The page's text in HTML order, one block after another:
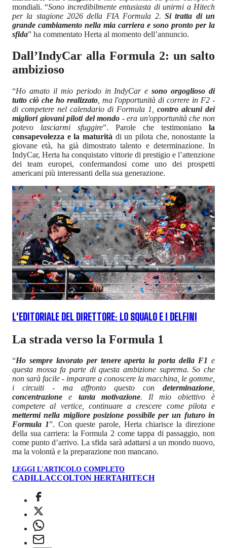
mondiali. “Sono incredibilmente entusiasta di unirmi a Hitech
per la stagione 2026 della FIA Formula 2. Si tratta di un
grande cambiamento nella mia carriera e sono pronto per la
sfida” ha commentato Herta al momento dell’annuncio.
Dall’IndyCar alla Formula 2: un salto
ambizioso
“Ho amato il mio periodo in IndyCar esono orgoglioso di
tutto ciò che ho realizzato, ma l'opportunità di correre in F2 -
di competere nel calendario di Formula 1, contro alcuni dei
migliori giovani piloti del mondo - era un'opportunità che non
potevo lasciarmi sfuggire”. Parole che testimoniano la
consapevolezza e la maturità di un pilota che, nonostante la
giovane età, ha già dimostrato talento e determinazione. In
IndyCar, Herta ha conquistato vittorie di prestigio e l’attenzione
dei team europei, confermandosi come uno dei prospetti
americani più interessanti della sua generazione.
L'EDITORIALE DEL DIRETTORE: LO SQUALO E I DELFINI
La strada verso la Formula 1
“Ho sempre lavorato per tenere aperta la porta della F1 e
questa mossa fa parte di questa ambizione suprema. So che
non sarà facile - imparare a conoscere la macchina, le gomme,
i circuiti - ma affronto questo con determinazione,
concentrazionee tanta motivazione. Il mio obiettivo è
competere al vertice, continuare a crescere come pilota e
mettermi nella migliore posizione possibile per un futuro in
Formula 1”. Con queste parole, Herta chiarisce la direzione
della sua carriera: la Formula 2 come tappa di passaggio, non
come punto d’arrivo. La sfida sarà adattarsi a un mondo nuovo,
ma la volontà e la preparazione non mancano.
LEGGI L'ARTICOLO COMPLETO
CADILLACCOLTON HERTAHITECH